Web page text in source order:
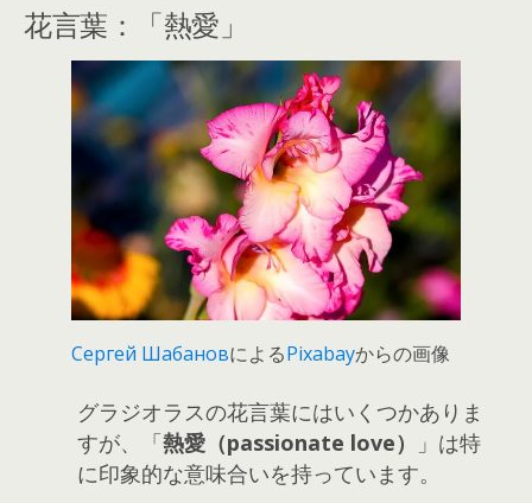
花言葉：「熱愛」
Сергей ШабановによるPixabayからの画像
グラジオラスの花言葉にはいくつかありま
すが、「熱愛（passionate love）
」は特
に印象的な意味合いを持っています。